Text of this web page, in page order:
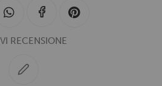
RECENSIONE